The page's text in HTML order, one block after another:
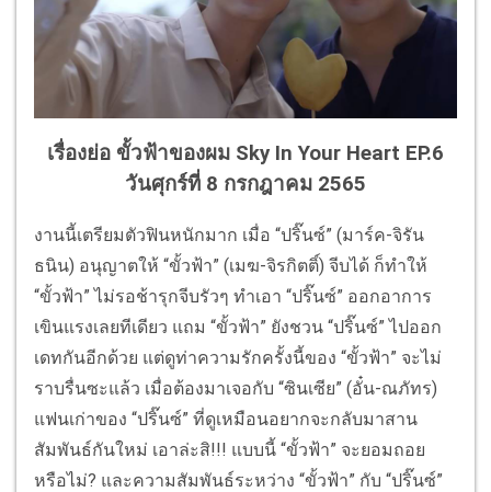
เรื่องย่อ ขั้วฟ้าของผม Sky In Your Heart EP.6
วันศุกร์ที่ 8 กรกฎาคม 2565
งานนี้เตรียมตัวฟินหนักมาก เมื่อ “ปริ๊นซ์” (มาร์ค-จิรัน
ธนิน) อนุญาตให้ “ขั้วฟ้า” (เมฆ-จิรกิตติ์) จีบได้ ก็ทำให้
“ขั้วฟ้า” ไม่รอช้ารุกจีบรัวๆ ทำเอา “ปริ๊นซ์” ออกอาการ
เขินแรงเลยทีเดียว แถม “ขั้วฟ้า” ยังชวน “ปริ๊นซ์” ไปออก
เดทกันอีกด้วย แต่ดูท่าความรักครั้งนี้ของ “ขั้วฟ้า” จะไม่
ราบรื่นซะแล้ว เมื่อต้องมาเจอกับ “ซินเซีย” (อั๋น-ณภัทร)
แฟนเก่าของ “ปริ๊นซ์” ที่ดูเหมือนอยากจะกลับมาสาน
สัมพันธ์กันใหม่ เอาล่ะสิ!!! แบบนี้ “ขั้วฟ้า” จะยอมถอย
หรือไม่? และความสัมพันธ์ระหว่าง “ขั้วฟ้า” กับ “ปริ๊นซ์”